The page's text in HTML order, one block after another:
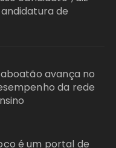
de
avança no
da rede
é um portal de